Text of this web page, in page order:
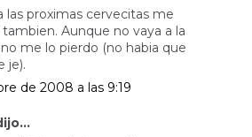
las proximas cervecitas me
tambien. Aunque no vaya a la
me lo pierdo (no habia que
je).
de 2008 a las 9:19